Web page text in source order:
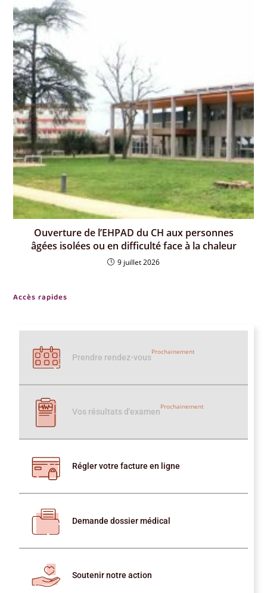
Ouverture de l’EHPAD du CH aux personnes
âgées isolées ou en difficulté face à la chaleur
9 juillet 2026
Accès rapides
Prendre rendez-vous
Prochainement
Vos résultats d'examen
Prochainement
Régler votre facture en ligne
Demande dossier médical
Soutenir notre action